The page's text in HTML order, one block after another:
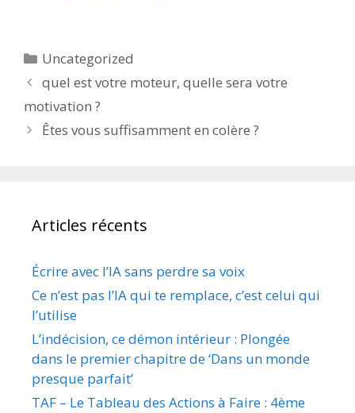
Catégories
Uncategorized
quel est votre moteur, quelle sera votre
motivation ?
Êtes vous suffisamment en colère ?
Articles récents
Écrire avec l’IA sans perdre sa voix
Ce n’est pas l’IA qui te remplace, c’est celui qui
l’utilise
L’indécision, ce démon intérieur : Plongée
dans le premier chapitre de ‘Dans un monde
presque parfait’
TAF – Le Tableau des Actions à Faire : 4ème